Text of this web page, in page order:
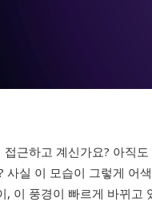
근하고 계신가요? 아직
실 이 모습이 그렇게 어
이 풍경이 빠르게 바뀌고